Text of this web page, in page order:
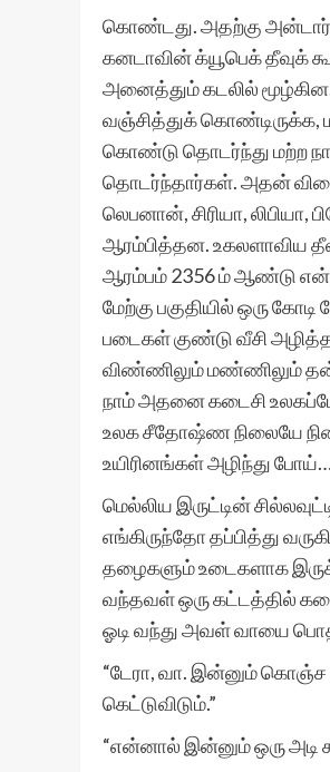
கொண்டது. அதற்கு
கனடாவின் க்யூபெக் தீவுக்
அனைத்தும் கடலில்
வஞ்சித்துக் கொண்டிருக்க,
கொண்டு தொடர்ந்து மற்ற
தொடர்ந்தார்கள். அதன்
லெபனான், சிரியா, லிபியா,
ஆரம்பித்தன. உகலளாவிய
ஆரம்பம் 2356 ம் ஆண்டு
மேற்கு பகுதியில் ஒரு
படைகள் குண்டு வீசி
விண்ணிலும் மண்ணிலும் தன்
நாம் அதனை கடைசி
உலக சீதோஷ்ண நிலையே
உயிரினங்கள் அழிந்து
மெல்லிய இருட்டின்
எங்கிருந்தோ தப்பித்து
தழைகளும் உடைகளாக
வந்தவள் ஒரு கட்டத்தில்
ஓடி வந்து அவள் வாயை
“டேரா, வா. இன்னும் கொஞ்ச
கெட்டுவிடும்.”
“என்னால் இன்னும் ஒரு அடி